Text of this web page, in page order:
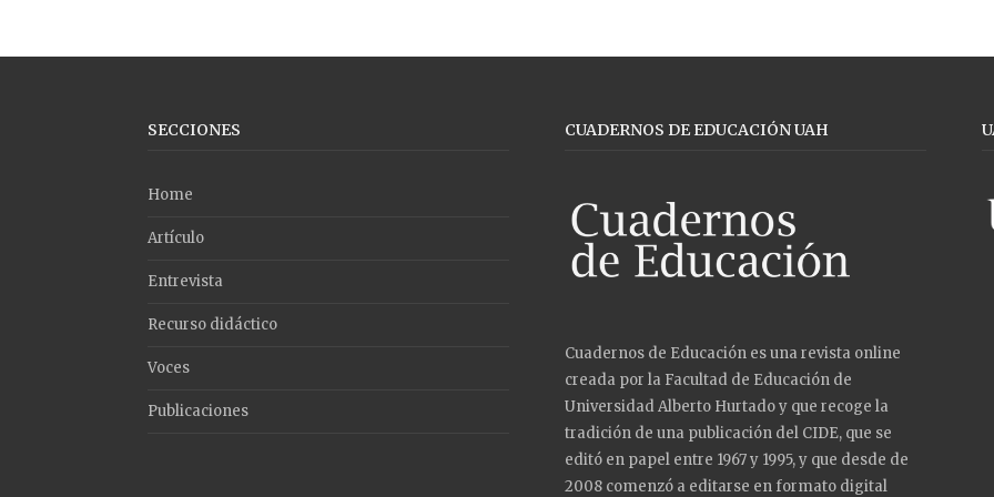
SECCIONES
Home
Artículo
Entrevista
Recurso didáctico
Voces
Publicaciones
CUADERNOS DE EDUCACIÓN UAH
Cuadernos de Educación es una revista online
creada por la Facultad de Educación de
Universidad Alberto Hurtado y que recoge la
tradición de una publicación del CIDE, que se
editó en papel entre 1967 y 1995, y que desde de
2008 comenzó a editarse en formato digital